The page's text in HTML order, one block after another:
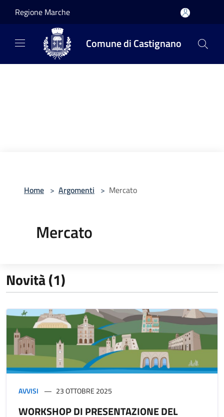
Regione Marche
Comune di Castignano
Home > Argomenti > Mercato
Mercato
Novità (1)
AVVISI 23 OTTOBRE 2025
WORKSHOP DI PRESENTAZIONE DEL